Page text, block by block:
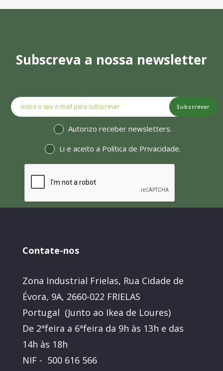
Subscreva a nossa newsletter
Subscrever
Autorizo receber newsletters.
Li e aceito a Política de Privacidade.
Contate-nos
Zona Industrial Frielas, Rua Cidade de
Évora, 9A, 2660-022 FRIELAS
Portugal (Junto ao Ikea de Loures)
De 2ªfeira a 6ªfeira da 9h às 13h e das
14h às 18h
NIF - 500 616 566